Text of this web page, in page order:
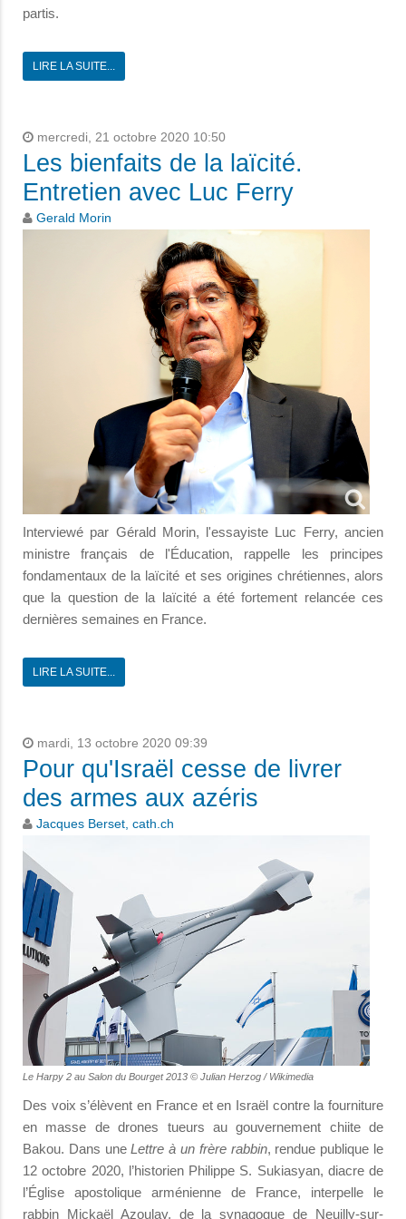
partis.
LIRE LA SUITE...
mercredi, 21 octobre 2020 10:50
Les bienfaits de la laïcité.
Entretien avec Luc Ferry
Gerald Morin
Interviewé par Gérald Morin, l'essayiste Luc Ferry, ancien
ministre français de l'Éducation, rappelle les principes
fondamentaux de la laïcité et ses origines chrétiennes, alors
que la question de la laïcité a été fortement relancée ces
dernières semaines en France.
LIRE LA SUITE...
mardi, 13 octobre 2020 09:39
Pour qu'Israël cesse de livrer
des armes aux azéris
Jacques Berset, cath.ch
Le Harpy 2 au Salon du Bourget 2013 © Julian Herzog / Wikimedia
Des voix s’élèvent en France et en Israël contre la fourniture
en masse de drones tueurs au gouvernement chiite de
Bakou. Dans uneLettre à un frère rabbin, rendue publique le
12 octobre 2020, l’historien Philippe S. Sukiasyan, diacre de
l’Église apostolique arménienne de France, interpelle le
rabbin Mickaël Azoulay, de la synagogue de Neuilly-sur-